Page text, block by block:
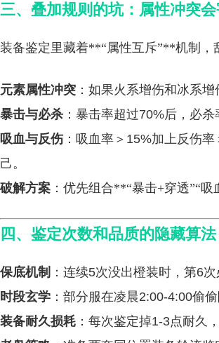
三、叠加规则的坑：属性冲突
装备鉴定里藏着**“属性互斥”**机制，
元素属性冲突 ：如果火系增伤和冰系
暴击与必杀 ：暴击率超过70%后，必
吸血与反伤：吸血率＞15%加上反伤率
己。
破解方案 ：优先组合**“暴击+穿透”“
四、鉴定次数和品质的隐藏算
保底机制 ：连续5次没出橙装时，第6
时段玄学 ：部分服在凌晨2:00-4:00偷
装备耐久损耗 ：每次鉴定掉1-3点耐久